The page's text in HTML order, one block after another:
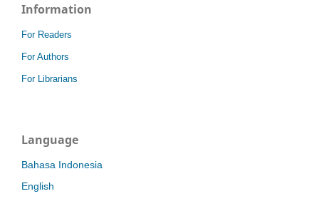
Information
For Readers
For Authors
For Librarians
Language
Bahasa Indonesia
English